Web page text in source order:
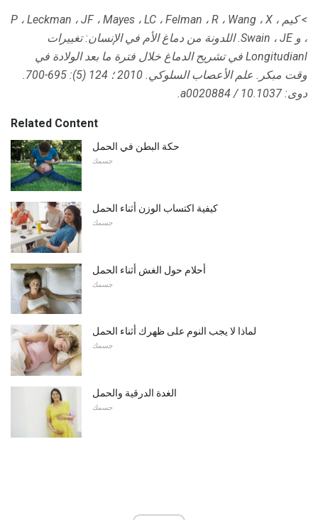
> كيم ، P ، Leckman ، JF ، Mayes ، LC ، Felman ، R ، Wang ، X
، و Swain ، JE.
اللدونة من دماغ الأم في الإنسان: تغييرات
Longitudianl في تشريح الدماغ خلال فترة ما بعد الولادة في
وقت مبكر. علم الأعصاب السلوكي. 2010 ؛ 124 (5): 695-700.
دوى: 10.1037 / a0020884.
Related Content
حكة البطن في الحمل
جسمك
كيفية اكتساب الوزن أثناء الحمل
جسمك
أحلام حول الغش أثناء الحمل
جسمك
لماذا لا يجب النوم على ظهرك أثناء الحمل
جسمك
الغدة الدرقية والحمل
جسمك